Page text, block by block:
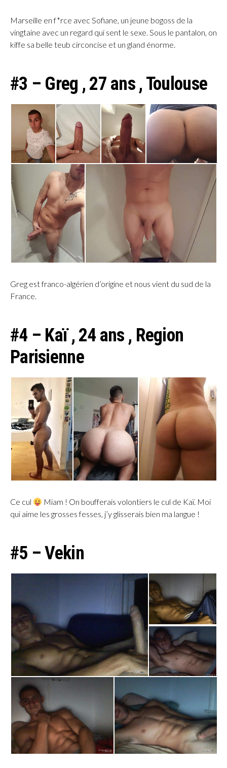
Marseille en f*rce avec Sofiane, un jeune bogoss de la
vingtaine avec un regard qui sent le sexe. Sous le pantalon, on
kiffe sa belle teub circoncise et un gland énorme.
#3 – Greg , 27 ans , Toulouse
Greg est franco-algérien d’origine et nous vient du sud de la
France.
#4 – Kaï , 24 ans , Region
Parisienne
Ce cul
Miam ! On boufferais volontiers le cul de Kaï. Moi
qui aime les grosses fesses, j’y glisserais bien ma langue !
#5 – Vekin